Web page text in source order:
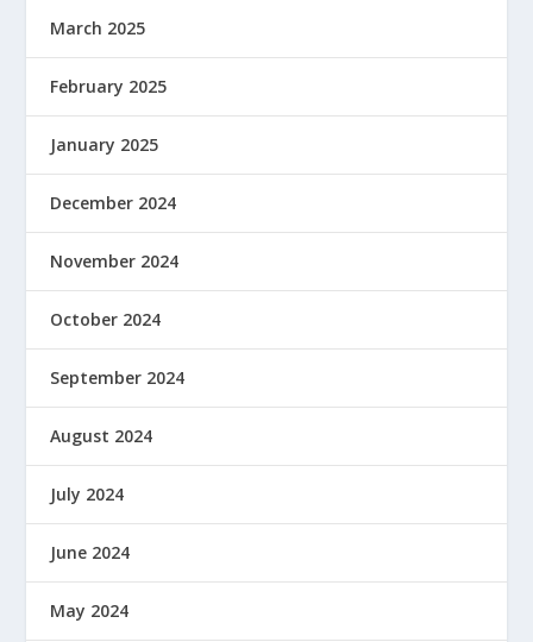
March 2025
February 2025
January 2025
December 2024
November 2024
October 2024
September 2024
August 2024
July 2024
June 2024
May 2024